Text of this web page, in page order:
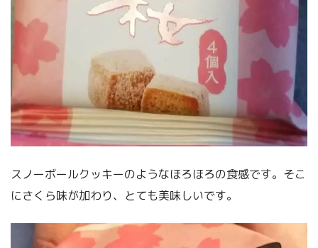
スノーボールクッキーのようなほろほろの食感です。そこ
にさくら味が加わり、とても美味しいです。